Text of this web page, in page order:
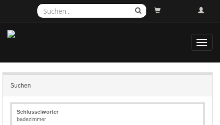
Suchen
Schlüsselwörter
badezimmer